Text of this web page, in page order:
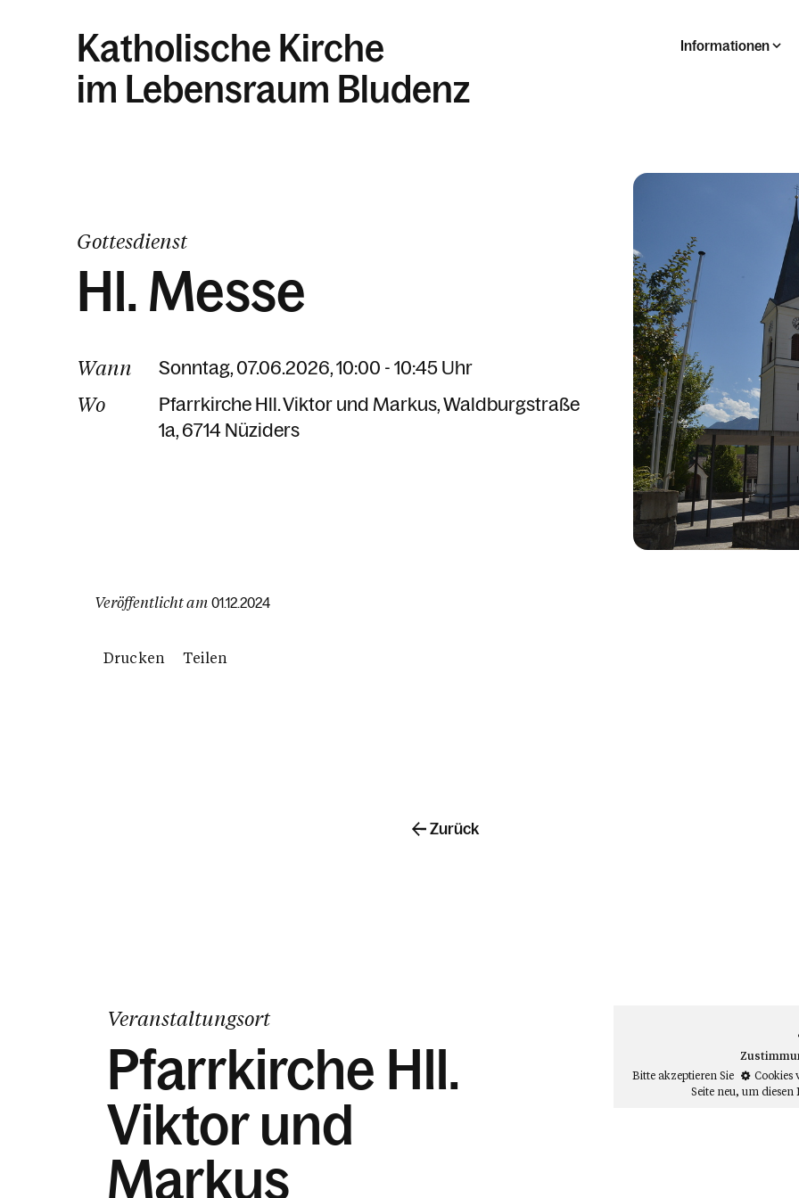
Katholische Kirche
im Lebensraum Bludenz
Informationen
Gottesdienst
Hl. Messe
Wann Sonntag, 07.06.2026, 10:00 - 10:45 Uhr
Wo Pfarrkirche Hll. Viktor und Markus Waldburgstraße
1a 6714 Nüziders
Veröffentlicht am 01.12.2024
Drucken Teilen
Zurück
Veranstaltungsort
Pfarrkirche Hll.
Viktor und
Markus
Bitte akzeptieren Sie
Cookies
Seite neu, um diesen